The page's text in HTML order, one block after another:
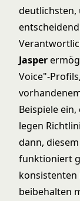
deutlichsten,
Jasper
Voice"-
Beispiele
legen
dann,
funktioniert
konsistenten
beibehalten